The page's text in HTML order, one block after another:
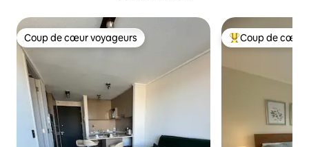
Coup de cœur voyageurs
Coup de cœur voyageurs Coup de cœur
Coup de cœur